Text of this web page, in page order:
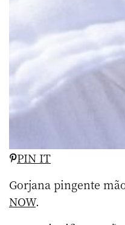
PIN IT
Gorjana pingente
NOW.